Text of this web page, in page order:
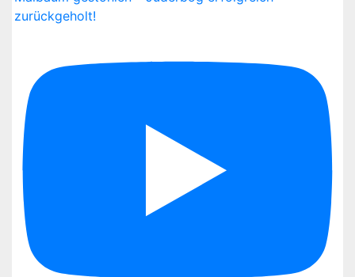
zurückgeholt!